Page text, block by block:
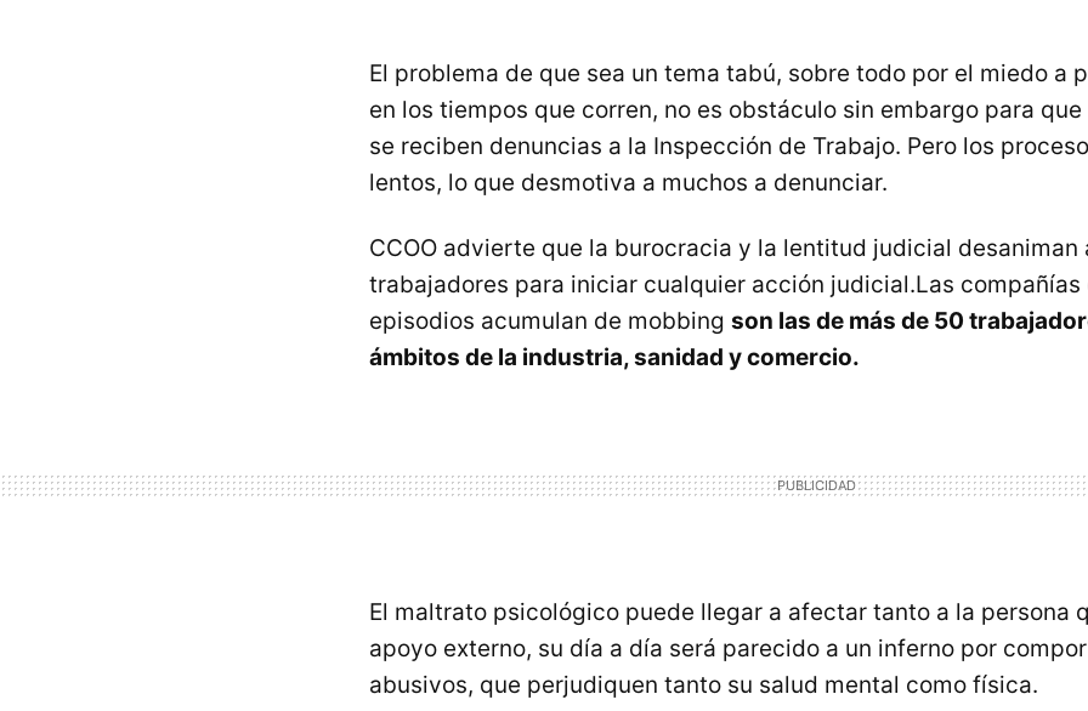
El problema de que sea un tema tabú, sobre todo por el miedo a
en los tiempos que corren, no es obstáculo sin embargo para
se reciben denuncias a la Inspección de Trabajo. Pero los
lentos, lo que desmotiva a muchos a denunciar.
CCOO advierte que la burocracia y la lentitud judicial desaniman
trabajadores para iniciar cualquier acción judicial.Las compañías
episodios acumulan de mobbing son las de más de 50
ámbitos de la industria, sanidad y comercio.
El maltrato psicológico puede llegar a afectar tanto a la persona
apoyo externo, su día a día será parecido a un inferno por
abusivos, que perjudiquen tanto su salud mental como física.